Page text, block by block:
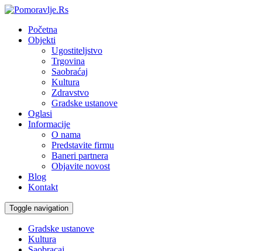
Početna
Objekti
Ugostiteljstvo
Trgovina
Saobraćaj
Kultura
Zdravstvo
Gradske ustanove
Oglasi
Informacije
O nama
Predstavite firmu
Baneri partnera
Objavite novost
Blog
Kontakt
Toggle navigation
Gradske ustanove
Kultura